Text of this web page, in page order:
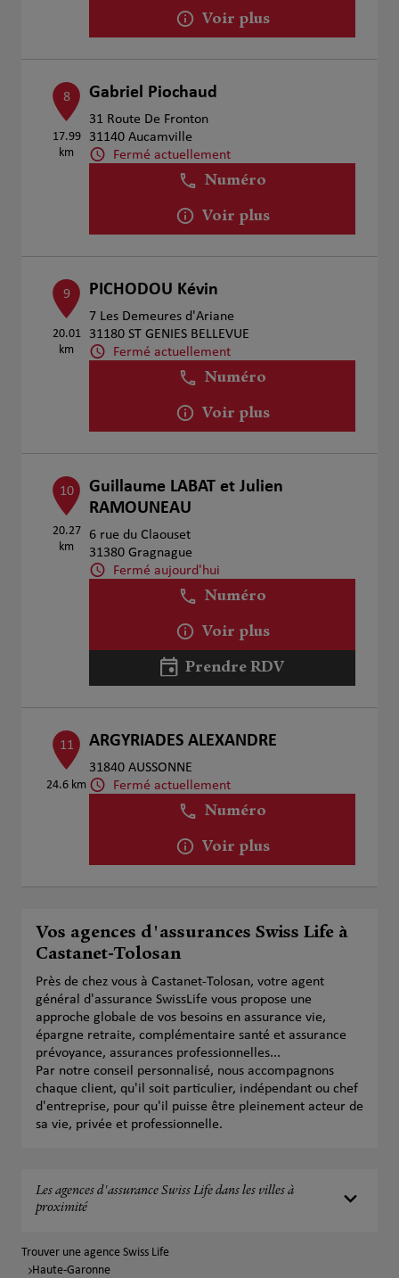
Voir plus
8
17.99
km
Gabriel Piochaud
31 Route De Fronton
31140 Aucamville
Fermé actuellement
Numéro
Voir plus
9
20.01
km
PICHODOU Kévin
7 Les Demeures d'Ariane
31180 ST GENIES BELLEVUE
Fermé actuellement
Numéro
Voir plus
10
20.27
km
Guillaume LABAT et Julien
RAMOUNEAU
6 rue du Claouset
31380 Gragnague
Fermé aujourd'hui
Numéro
Voir plus
Prendre RDV
11
24.6 km
ARGYRIADES ALEXANDRE
31840 AUSSONNE
Fermé actuellement
Numéro
Voir plus
Vos agences d'assurances Swiss Life à
Castanet-Tolosan
Près de chez vous à Castanet-Tolosan, votre agent
général d'assurance SwissLife vous propose une
approche globale de vos besoins en assurance vie,
épargne retraite, complémentaire santé et assurance
prévoyance, assurances professionnelles...
Par notre conseil personnalisé, nous accompagnons
chaque client, qu'il soit particulier, indépendant ou chef
d'entreprise, pour qu'il puisse être pleinement acteur de
sa vie, privée et professionnelle.
Les agences d'assurance Swiss Life dans les villes à
proximité
Trouver une agence Swiss Life
Haute-Garonne